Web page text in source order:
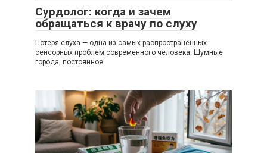
Сурдолог: когда и зачем
обращаться к врачу по слуху
Потеря слуха — одна из самых распространённых
сенсорных проблем современного человека. Шумные
города, постоянное